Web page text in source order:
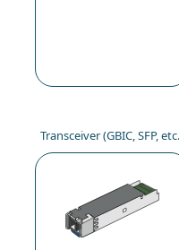
Transceiver (GBIC, SFP,